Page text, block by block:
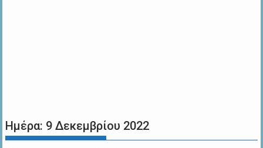
Ημέρα: 9 Δεκεμβρίου 2022